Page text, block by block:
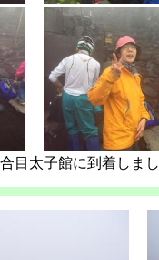
目太子館に到着しま